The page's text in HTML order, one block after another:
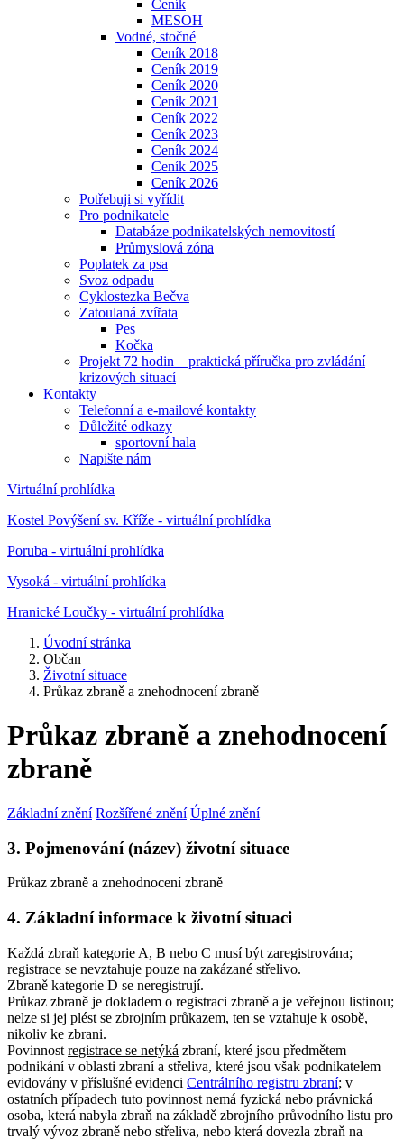
Ceník
MESOH
Vodné, stočné
Ceník 2018
Ceník 2019
Ceník 2020
Ceník 2021
Ceník 2022
Ceník 2023
Ceník 2024
Ceník 2025
Ceník 2026
Potřebuji si vyřídit
Pro podnikatele
Databáze podnikatelských nemovitostí
Průmyslová zóna
Poplatek za psa
Svoz odpadu
Cyklostezka Bečva
Zatoulaná zvířata
Pes
Kočka
Projekt 72 hodin – praktická příručka pro zvládání
krizových situací
Kontakty
Telefonní a e-mailové kontakty
Důležité odkazy
sportovní hala
Napište nám
Virtuální prohlídka
Kostel Povýšení sv. Kříže - virtuální prohlídka
Poruba - virtuální prohlídka
Vysoká - virtuální prohlídka
Hranické Loučky - virtuální prohlídka
Úvodní stránka
Občan
Životní situace
Průkaz zbraně a znehodnocení zbraně
Průkaz zbraně a znehodnocení
zbraně
Základní znění Rozšířené znění Úplné znění
3. Pojmenování (název) životní situace
Průkaz zbraně a znehodnocení zbraně
4. Základní informace k životní situaci
Každá zbraň kategorie A, B nebo C musí být zaregistrována;
registrace se nevztahuje pouze na zakázané střelivo.
Zbraně kategorie D se neregistrují.
Průkaz zbraně je dokladem o registraci zbraně a je veřejnou listinou;
nelze si jej plést se zbrojním průkazem, ten se vztahuje k osobě,
nikoliv ke zbrani.
Povinnost registrace se netýká zbraní, které jsou předmětem
podnikání v oblasti zbraní a střeliva, které jsou však podnikatelem
evidovány v příslušné evidenci Centrálního registru zbraní; v
ostatních případech tuto povinnost nemá fyzická nebo právnická
osoba, která nabyla zbraň na základě zbrojního průvodního listu pro
trvalý vývoz zbraně nebo střeliva, nebo která dovezla zbraň na